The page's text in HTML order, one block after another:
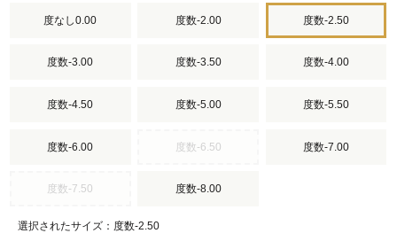
度なし0.00 度数-2.00 度数-2.50
度数-3.00 度数-3.50 度数-4.00
度数-4.50 度数-5.00 度数-5.50
度数-6.00 度数-6.50 度数-7.00
度数-7.50 度数-8.00
選択されたサイズ：度数-2.50